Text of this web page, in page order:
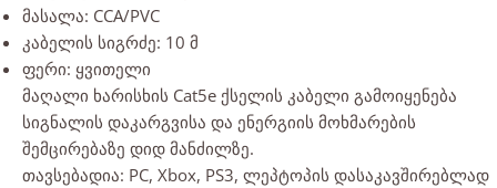
მასალა: CCA/PVC
კაბელის სიგრძე: 10 მ
ფერი: ყვითელი
მაღალი ხარისხის Cat5e ქსელის კაბელი გამოიყენება
სიგნალის დაკარგვისა და ენერგიის მოხმარების
შემცირებაზე დიდ მანძილზე.
თავსებადია: PC, Xbox, PS3, ლეპტოპის დასაკავშირებლად